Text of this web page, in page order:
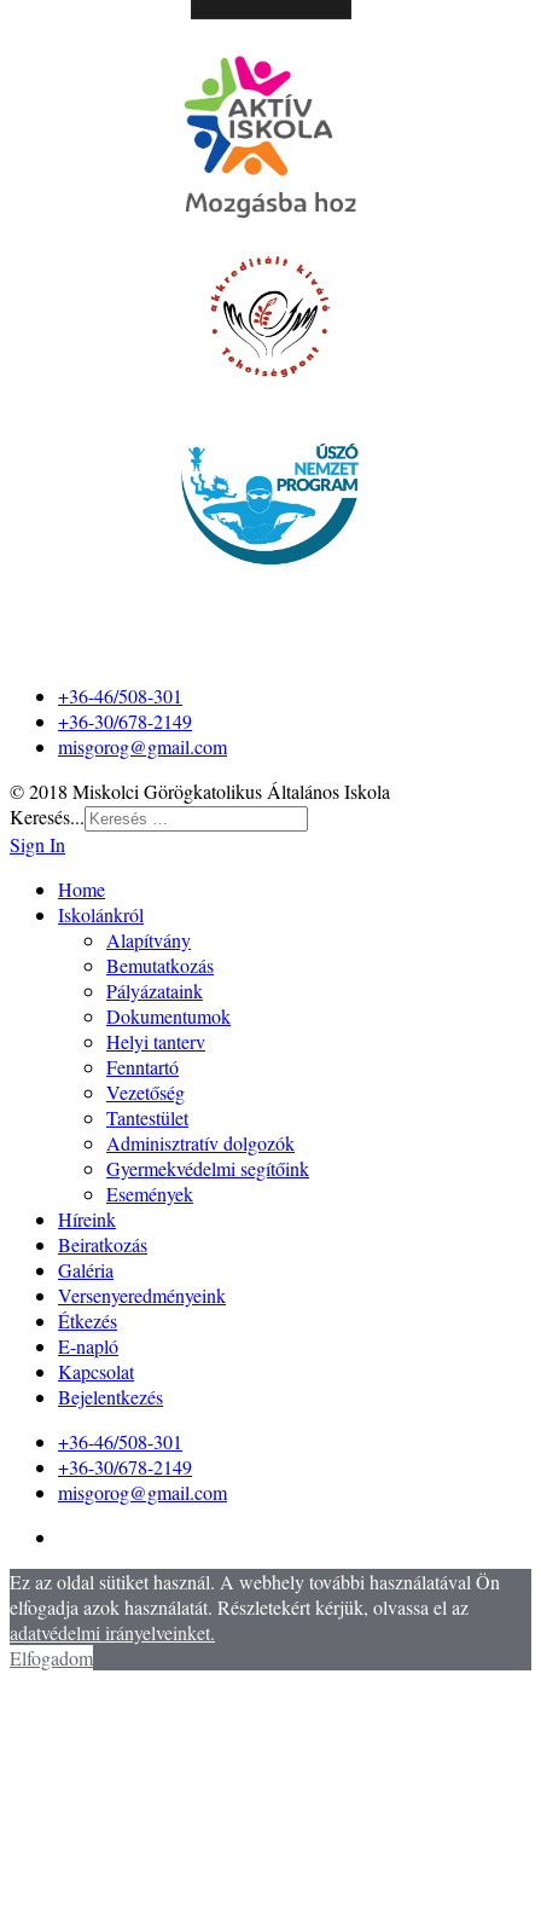
+36-46/508-301
+36-30/678-2149
misgorog@gmail.com
© 2018 Miskolci Görögkatolikus Általános Iskola
Keresés...
Sign In
Home
Iskolánkról
Alapítvány
Bemutatkozás
Pályázataink
Dokumentumok
Helyi tanterv
Fenntartó
Vezetőség
Tantestület
Adminisztratív dolgozók
Gyermekvédelmi segítőink
Események
Híreink
Beiratkozás
Galéria
Versenyeredményeink
Étkezés
E-napló
Kapcsolat
Bejelentkezés
+36-46/508-301
+36-30/678-2149
misgorog@gmail.com
Ez az oldal sütiket használ. A webhely további használatával Ön
elfogadja azok használatát. Részletekért kérjük, olvassa el az
adatvédelmi irányelveinket.
Elfogadom